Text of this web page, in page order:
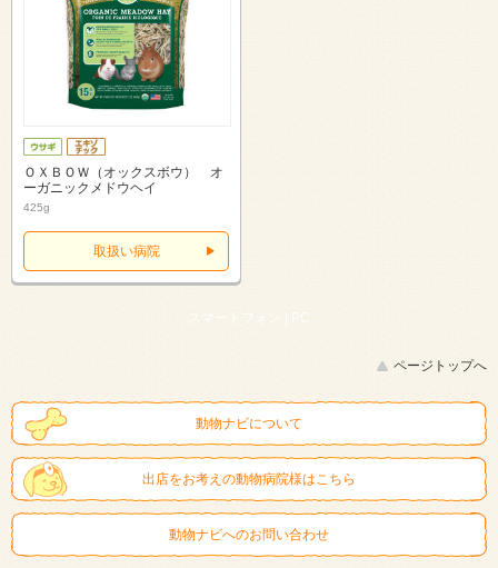
ＯＸＢＯＷ（オックスボウ） オ
ーガニックメドウヘイ
425g
取扱い病院
スマートフォン | PC
ページトップへ
動物ナビについて
出店をお考えの動物病院様はこちら
動物ナビへのお問い合わせ